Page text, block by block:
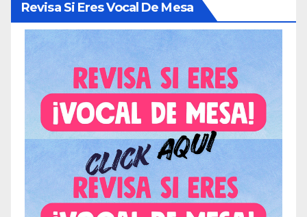
Revisa Si Eres Vocal De Mesa